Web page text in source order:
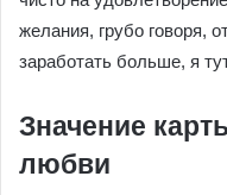
желания, грубо говоря,
заработать больше, я
Значение
любви